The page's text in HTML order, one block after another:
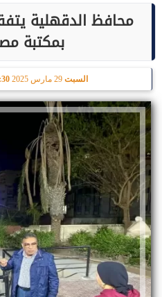
محافظ الدقهلية
بمكتبة
السبت